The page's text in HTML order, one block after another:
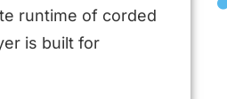
runtime of corded
is built for